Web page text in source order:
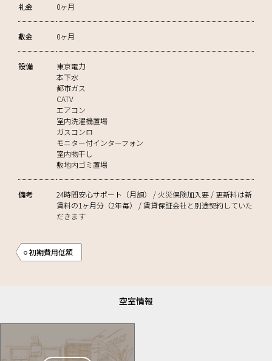
礼金 0ヶ月
敷金 0ヶ月
設備
東京電力
本下水
都市ガス
CATV
エアコン
室内洗濯機置場
ガスコンロ
モニター付インターフォン
室内物干し
敷地内ゴミ置場
備考
24時間安心サポート（月額） / 火災保険加入要 / 更新料は新
賃料の1ヶ月分（2年毎） / 賃貸保証会社と別途契約していた
だきます
初期費用低額
空室情報